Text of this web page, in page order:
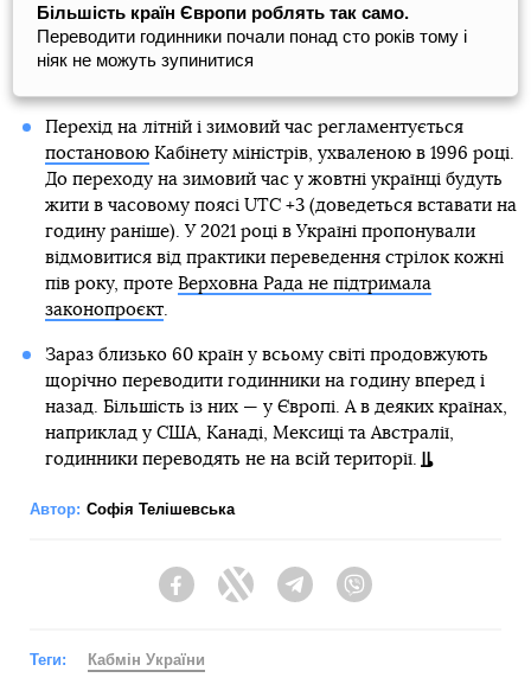
Більшість країн Європи роблять так само.
Переводити годинники почали понад сто років тому і
ніяк не можуть зупинитися
Перехід на літній і зимовий час регламентується
постановоюКабінету міністрів, ухваленою в 1996 році.
До переходу на зимовий час у жовтні українці будуть
жити в часовому поясі UTC +3 (доведеться вставати на
годину раніше). У 2021 році в Україні пропонували
відмовитися від практики переведення стрілок кожні
пів року, проте Верховна Рада не підтримала
законопроєкт.
Зараз близько 60 країн у всьому світі продовжують
щорічно переводити годинники на годину вперед і
назад. Більшість із них — у Європі. А в деяких країнах,
наприклад у США, Канаді, Мексиці та Австралії,
годинники переводять не на всій території.
Автор: Софія Телішевська
FacebookTwitter Telegram
Теги: Кабмін України